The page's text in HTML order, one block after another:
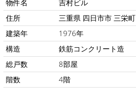
物件名
吉村ビル
住所
三重県 四日市市 三栄町
建築年
1976年
構造
鉄筋コンクリート造
総戸数
8部屋
階数
4階